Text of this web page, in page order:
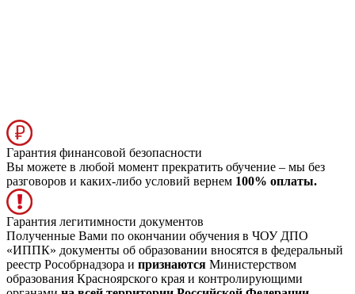
Гарантия финансовой безопасности
Вы можете в любой момент прекратить обучение – мы без
разговоров и каких-либо условий вернем 100% оплаты.
Гарантия легитимности документов
Полученные Вами по окончании обучения в ЧОУ ДПО
«ИППК» документы об образовании вносятся в федеральный
реестр Рособрнадзора и признаются Министерством
образования Красноярского края и контролирующими